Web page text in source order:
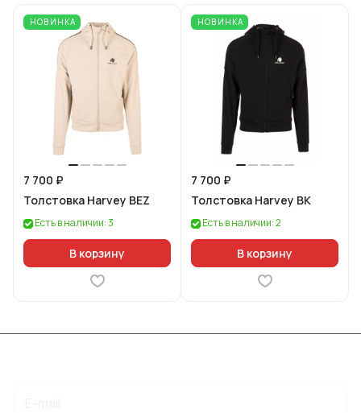
НОВИНКА
7 700 ₽
Толстовка Harvey BEZ
Есть в наличии: 3
В корзину
НОВИНКА
7 700 ₽
Толстовка Harvey BK
Есть в наличии: 2
В корзину